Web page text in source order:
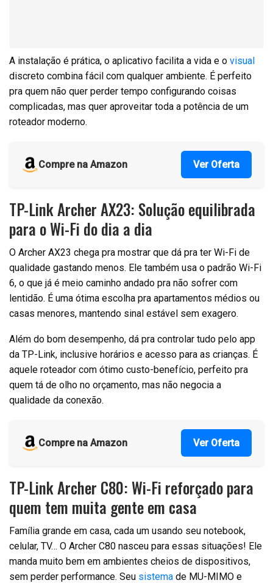
A instalação é prática, o aplicativo facilita a vida e o visual
discreto combina fácil com qualquer ambiente. É perfeito
pra quem não quer perder tempo configurando coisas
complicadas, mas quer aproveitar toda a potência de um
roteador moderno.
Compre na Amazon Ver Oferta
TP-Link Archer AX23: Solução equilibrada
para o Wi-Fi do dia a dia
O Archer AX23 chega pra mostrar que dá pra ter Wi-Fi de
qualidade gastando menos. Ele também usa o padrão Wi-Fi
6, o que já é meio caminho andado pra não sofrer com
lentidão. É uma ótima escolha pra apartamentos médios ou
casas menores, mantendo sinal estável sem exagero.
Além do bom desempenho, dá pra controlar tudo pelo app
da TP-Link, inclusive horários e acesso para as crianças. É
aquele roteador com ótimo custo-benefício, perfeito pra
quem tá de olho no orçamento, mas não negocia a
qualidade da conexão.
Compre na Amazon Ver Oferta
TP-Link Archer C80: Wi-Fi reforçado para
quem tem muita gente em casa
Família grande em casa, cada um usando seu notebook,
celular, TV… O Archer C80 nasceu para essas situações! Ele
manda muito bem em ambientes cheios de dispositivos,
sem perder performance. Seu sistema de MU-MIMO e